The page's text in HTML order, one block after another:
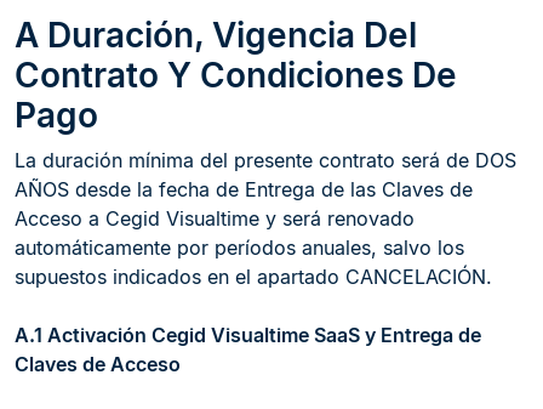
A Duración, Vigencia Del
Contrato Y Condiciones De
Pago
La duración mínima del presente contrato será de DOS
AÑOS desde la fecha de Entrega de las Claves de
Acceso a Cegid Visualtime y será renovado
automáticamente por períodos anuales, salvo los
supuestos indicados en el apartado CANCELACIÓN.
A.1 Activación Cegid Visualtime SaaS y Entrega de
Claves de Acceso